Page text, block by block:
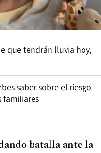
que tendrán lluvia hoy,
saber sobre el riesgo
familiares
batalla ante la